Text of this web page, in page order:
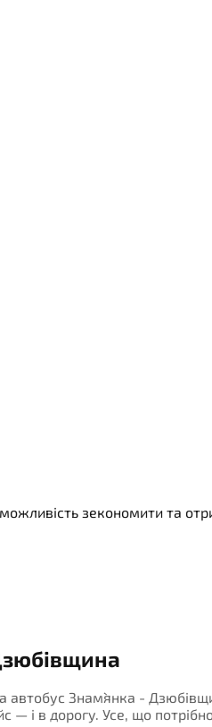
зекономити та
автобус Знам`янка -
— і в дорогу. Усе, що